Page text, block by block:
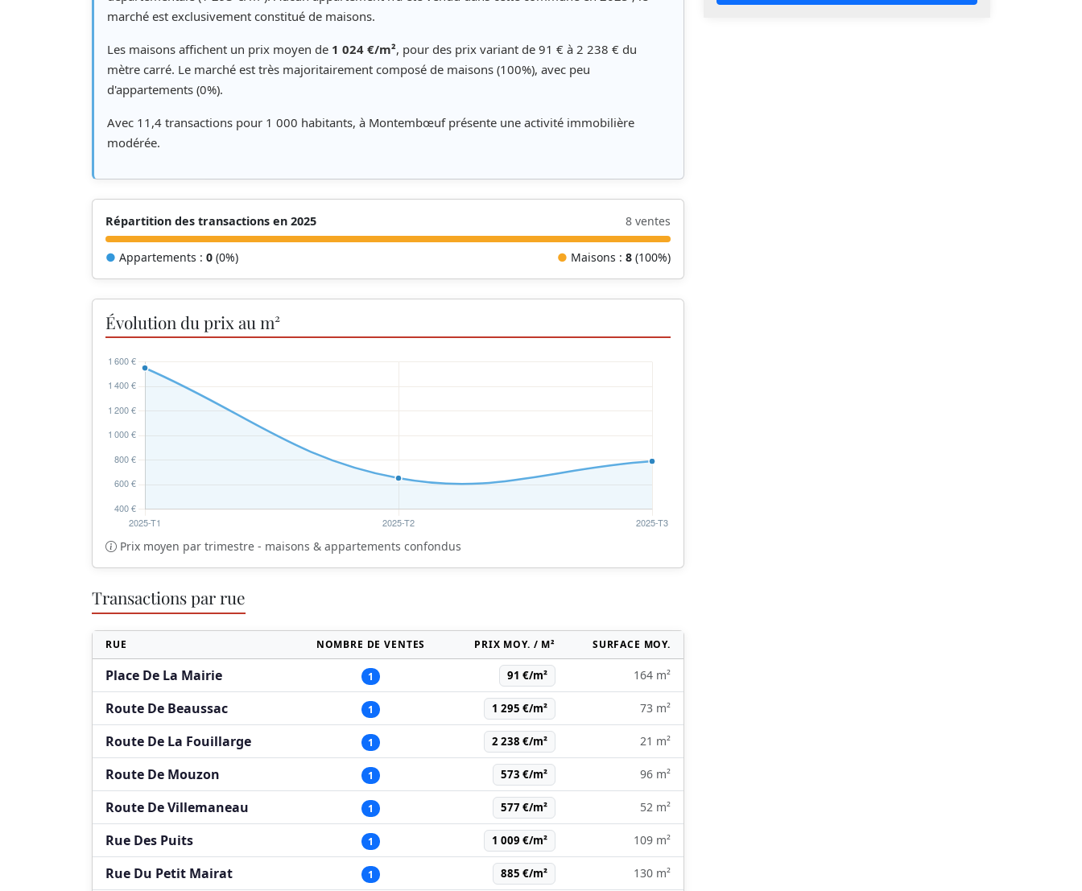
marché est exclusivement constitué de maisons.
Les maisons affichent un prix moyen de 1 024 €/m², pour des prix variant de 91 € à 2 238 € du
mètre carré. Le marché est très majoritairement composé de maisons (100%), avec peu
d'appartements (0%).
Avec 11,4 transactions pour 1 000 habitants, à Montembœuf présente une activité immobilière
modérée.
Répartition des transactions en 2025 8 ventes
● Appartements : 0 (0%) ● Maisons : 8 (100%)
Évolution du prix au m²
Prix moyen par trimestre - maisons & appartements confondus
Transactions par rue
RUE NOMBRE DE VENTES PRIX MOY. / M² SURFACE MOY.
Place De La Mairie 1 91 €/m² 164 m²
Route De Beaussac 1 1 295 €/m² 73 m²
Route De La Fouillarge 1 2 238 €/m² 21 m²
Route De Mouzon 1 573 €/m² 96 m²
Route De Villemaneau 1 577 €/m² 52 m²
Rue Des Puits 1 1 009 €/m² 109 m²
Rue Du Petit Mairat 1 885 €/m² 130 m²